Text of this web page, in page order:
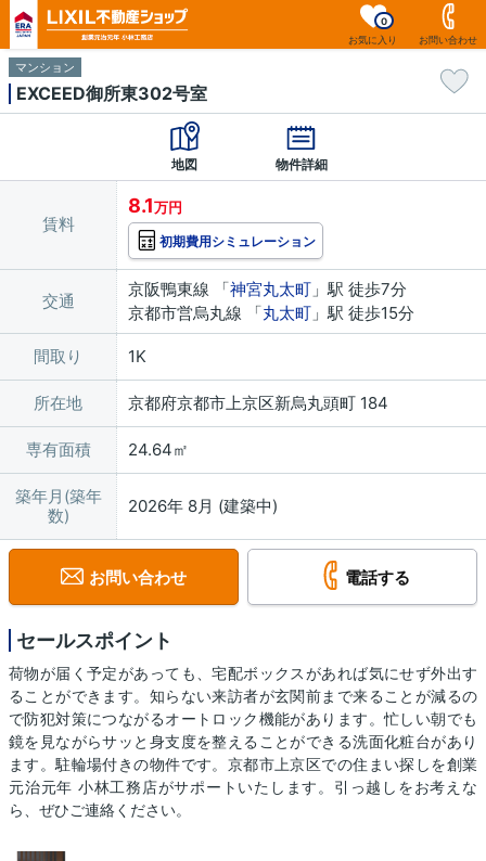
お気に入り
0
お問い合わせ
マンション
EXCEED御所東302号室
地図 物件詳細
賃料
8.1万円
初期費用シミュレーション
交通
京阪鴨東線 「神宮丸太町 」駅 徒歩7分
京都市営烏丸線 「丸太町 」駅 徒歩15分
間取り 1K
所在地 京都府京都市上京区新烏丸頭町 184
専有面積 24.64㎡
築年月(築年
数)
2026年 8月 (建築中)
お問い合わせ 電話する
セールスポイント
荷物が届く予定があっても、宅配ボックスがあれば気にせず外出す
ることができます。知らない来訪者が玄関前まで来ることが減るの
で防犯対策につながるオートロック機能があります。忙しい朝でも
鏡を見ながらサッと身支度を整えることができる洗面化粧台があり
ます。駐輪場付きの物件です。京都市上京区での住まい探しを創業
元治元年 小林工務店がサポートいたします。引っ越しをお考えな
ら、ぜひご連絡ください。